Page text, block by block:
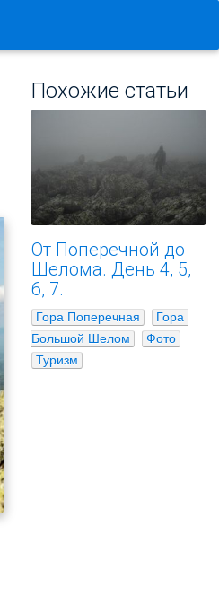
Похожие статьи
От Поперечной до
Шелома. День 4, 5,
6, 7.
Гора Поперечная
Гора
Большой Шелом
Фото
Туризм